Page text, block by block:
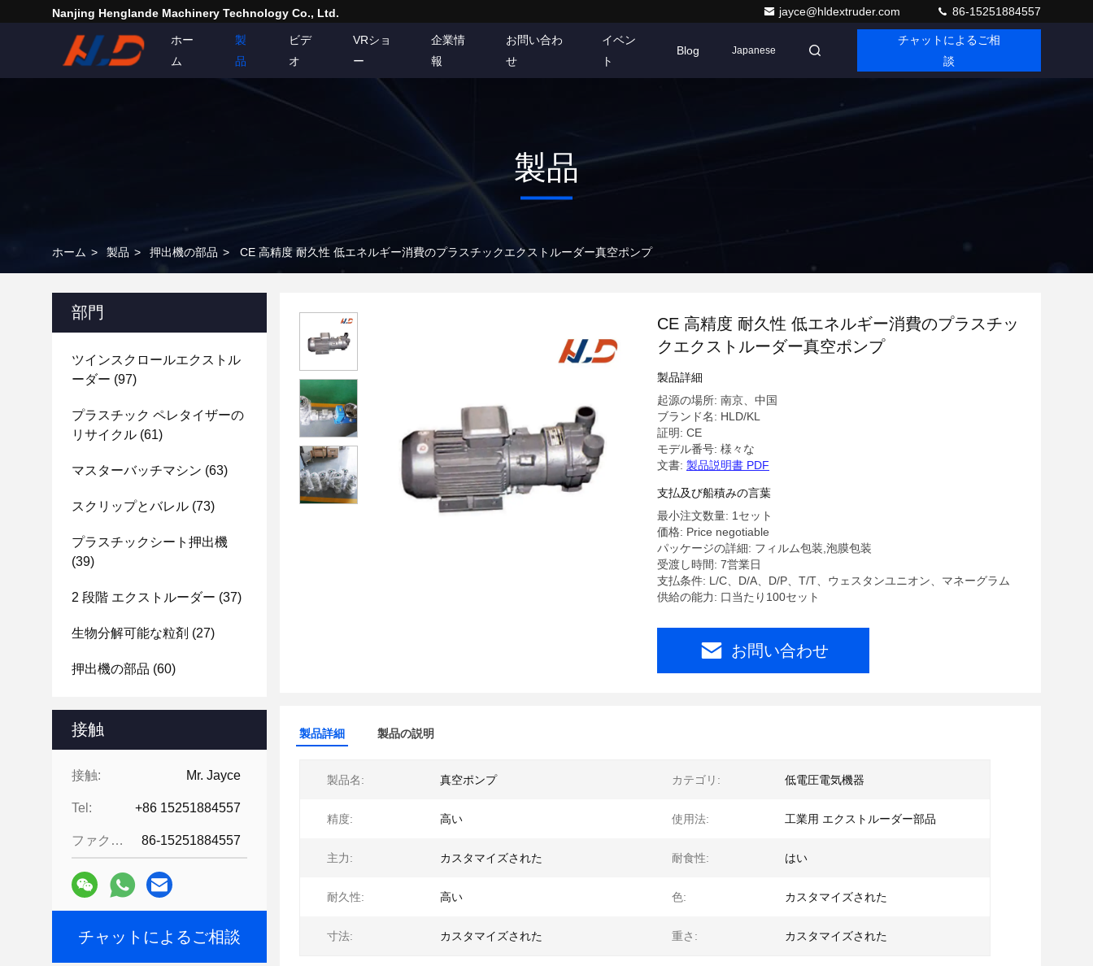
Nanjing Henglande Machinery Technology Co., Ltd. jayce@hldextruder.com 86-15251884557
ホー
ム
製
品
ビデ
オ
VRショ
ー
企業情
報
お問い合わ
せ
イベン
ト
Blog Japanese
チャットによるご相
談
製品
ホーム > 製品 > 押出機の部品 > CE 高精度 耐久性 低エネルギー消費のプラスチックエクストルーダー真空ポンプ
部門
ツインスクロールエクストル
ーダー (97)
プラスチック ペレタイザーの
リサイクル (61)
マスターバッチマシン (63)
スクリップとバレル (73)
プラスチックシート押出機
(39)
2 段階 エクストルーダー (37)
生物分解可能な粒剤 (27)
押出機の部品 (60)
接触
接触: Mr. Jayce
Tel: +86 15251884557
ファクシミリ: 86-15251884557
チャットによるご相談
CE 高精度 耐久性 低エネルギー消費のプラスチッ
クエクストルーダー真空ポンプ
製品詳細
起源の場所: 南京、中国
ブランド名: HLD/KL
証明: CE
モデル番号: 様々な
文書: 製品説明書 PDF
支払及び船積みの言葉
最小注文数量: 1セット
価格: Price negotiable
パッケージの詳細: フィルム包装,泡膜包装
受渡し時間: 7営業日
支払条件: L/C、D/A、D/P、T/T、ウェスタンユニオン、マネーグラム
供給の能力: 口当たり100セット
お問い合わせ
製品詳細 製品の説明
製品名: 真空ポンプ カテゴリ: 低電圧電気機器
精度: 高い 使用法: 工業用 エクストルーダー部品
主力: カスタマイズされた 耐食性: はい
耐久性: 高い 色: カスタマイズされた
寸法: カスタマイズされた 重さ: カスタマイズされた